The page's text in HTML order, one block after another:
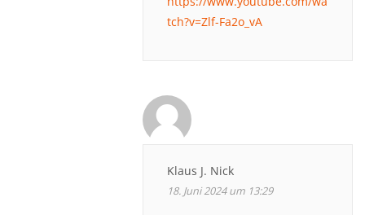
tch?v=Zlf-Fa2o_vA
Klaus J. Nick
18. Juni 2024 um 13:29